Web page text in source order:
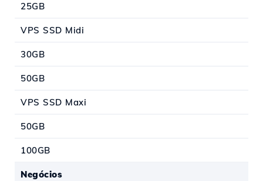
25GB
VPS SSD Midi
30GB
50GB
VPS SSD Maxi
50GB
100GB
Negócios